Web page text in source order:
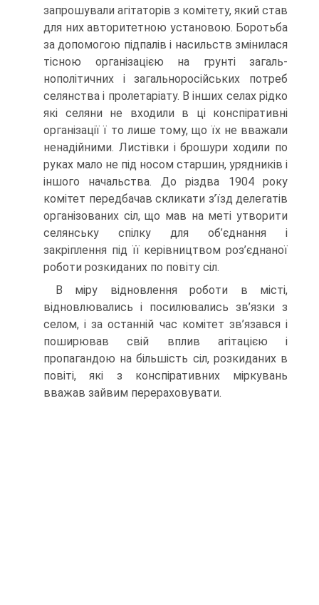
запрошували агітаторів з комітету, який став
для них авторитетною установою. Боротьба
за допомогою підпалів і насильств змінилася
тісною організацією на грунті загаль­
нополітичних і загальноросійських потреб
селянства і пролетаріату. В інших селах рідко
які селяни не входили в ці конспіративні
організації ї то лише тому, що їх не вважали
ненадійними. Листівки і брошури ходили по
руках мало не під носом старшин, урядників і
іншого начальства. До різдва 1904 року
комітет передбачав скликати з’їзд делегатів
організованих сіл, що мав на меті утворити
селянську спілку для об’єднання і
закріплення під її керівництвом роз’єднаної
роботи розкиданих по повіту сіл.
В міру відновлення роботи в місті,
відновлювались і посилюва­лись зв’язки з
селом, і за останній час комітет зв’язався і
поширював свій вплив агітацією і
пропагандою на більшість сіл, розкиданих в
повіті, які з конспіративних міркувань
вважав зайвим перераховува­ти.